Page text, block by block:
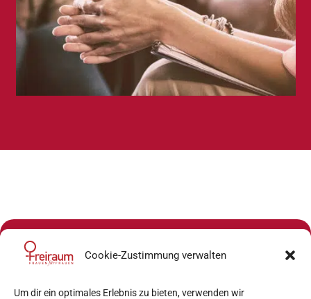
Cookie-Zustimmung verwalten
Um dir ein optimales Erlebnis zu bieten, verwenden wir
Hauptplatz 16